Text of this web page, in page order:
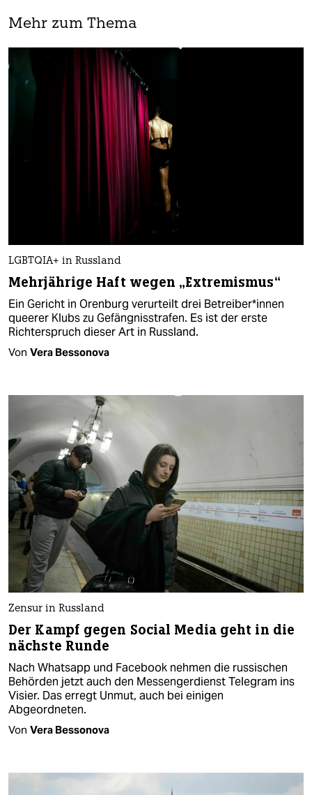
Mehr zum Thema
LGBTQIA+ in Russland
Mehrjährige Haft wegen „Extremismus“
Ein Gericht in Orenburg verurteilt drei Be­trei­be­r*in­nen
queerer Klubs zu Gefängnisstrafen. Es ist der erste
Richterspruch dieser Art in Russland.
Von Vera Bessonova
Zensur in Russland
Der Kampf gegen Social Media geht in die
nächste Runde
Nach Whatsapp und Facebook nehmen die russischen
Behörden jetzt auch den Messengerdienst Telegram ins
Visier. Das erregt Unmut, auch bei einigen
Abgeordneten.
Von Vera Bessonova